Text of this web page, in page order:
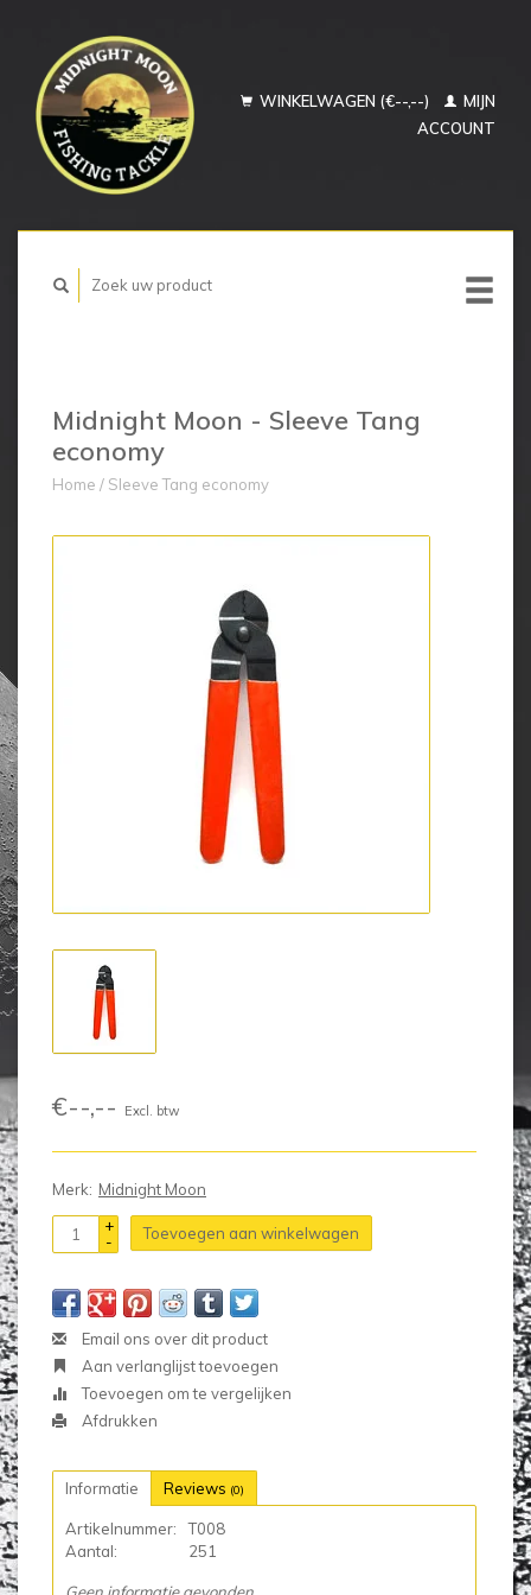
WINKELWAGEN (€--,--)
MIJN
ACCOUNT
Midnight Moon - Sleeve Tang
economy
Home / Sleeve Tang economy
€--,-- Excl. btw
Merk: Midnight Moon
+
-
Toevoegen aan winkelwagen
Email ons over dit product
Aan verlanglijst toevoegen
Toevoegen om te vergelijken
Afdrukken
Informatie Reviews (0)
Artikelnummer:
T008
Aantal:
251